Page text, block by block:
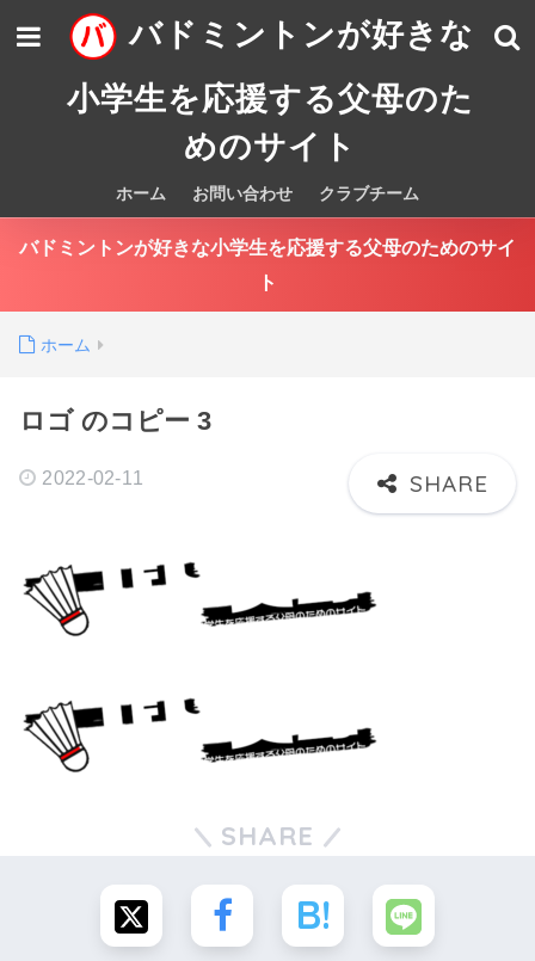
バドミントンが好きな
小学生を応援する父母のた
めのサイト
ホーム お問い合わせ クラブチーム
バドミントンが好きな小学生を応援する父母のためのサイ
ト
ホーム
ロゴ のコピー 3
2022-02-11
SHARE